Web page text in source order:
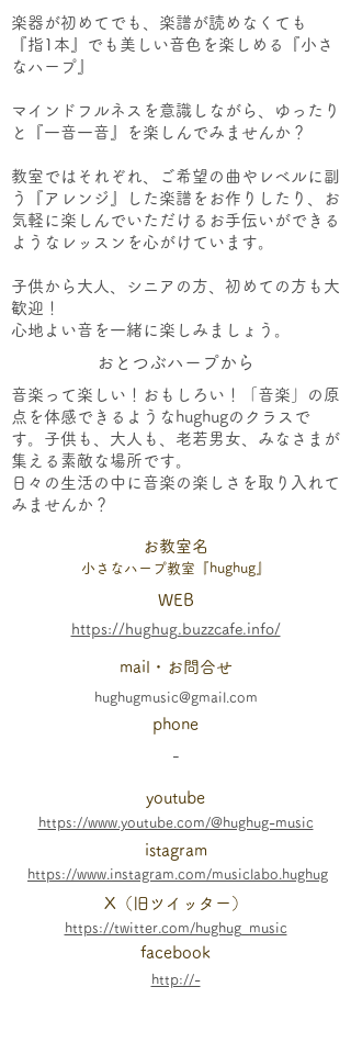
楽器が初めてでも、楽譜が読めなくても
『指1本』でも美しい音色を楽しめる『小さ
なハープ』
マインドフルネスを意識しながら、ゆったり
と『一音一音』を楽しんでみませんか？
教室ではそれぞれ、ご希望の曲やレベルに副
う『アレンジ』した楽譜をお作りしたり、お
気軽に楽しんでいただけるお手伝いができる
ようなレッスンを心がけています。
子供から大人、シニアの方、初めての方も大
歓迎！
心地よい音を一緒に楽しみましょう。
おとつぶハープから
音楽って楽しい！おもしろい！「音楽」の原
点を体感できるようなhughugのクラスで
す。子供も、大人も、老若男女、みなさまが
集える素敵な場所です。
日々の生活の中に音楽の楽しさを取り入れて
みませんか？
​お教室名
小さなハープ教室『hughug』
WEB
https://hughug.buzzcafe.info/
mail・お問合せ
hughugmusic@gmail.com
phone
-
youtube
https://www.youtube.com/@hughug-music
istagram
https://www.instagram.com/musiclabo.hughug
X（旧ツイッター）
https://twitter.com/hughug_music
facebook
http://-